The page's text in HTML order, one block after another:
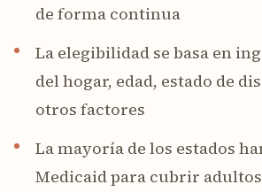
de forma continua
La elegibilidad se basa en
del hogar, edad, estado de
otros factores
La mayoría de los estados
Medicaid para cubrir